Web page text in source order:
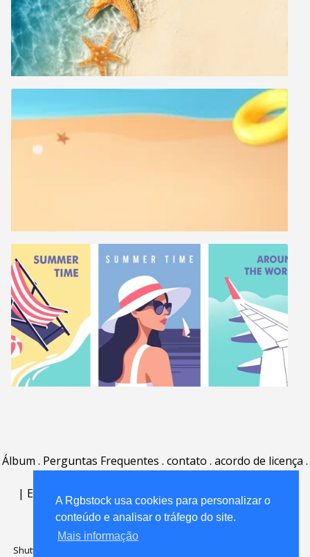
A Rgbstock usa cookies para personalizar o
conteúdo e analisar o tráfego do site.
Mais informação
Álbum . Perguntas Frequentes . contato . acordo de licença .
| English | Deutsch Español Português
Nederlands|
Shutterstock official partner of Rgbstock